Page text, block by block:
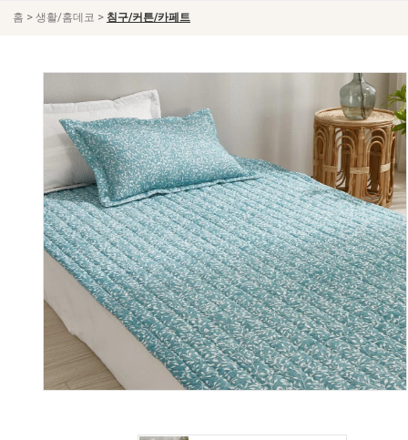
홈 > 생활/홈데코 > 침구/커튼/카페트